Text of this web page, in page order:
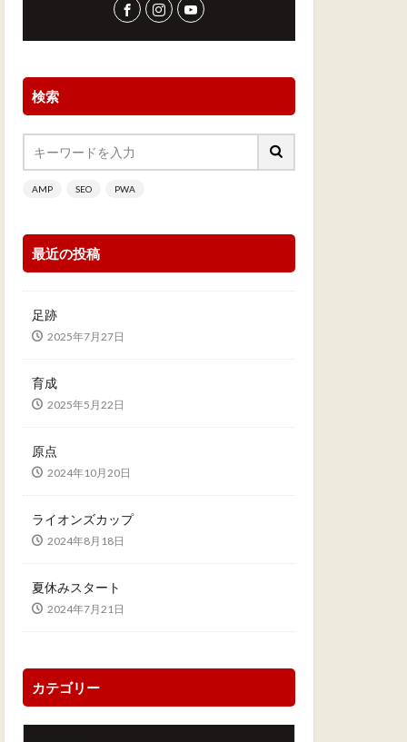
検索
AMP SEO PWA
最近の投稿
足跡
2025年7月27日
育成
2025年5月22日
原点
2024年10月20日
ライオンズカップ
2024年8月18日
夏休みスタート
2024年7月21日
カテゴリー